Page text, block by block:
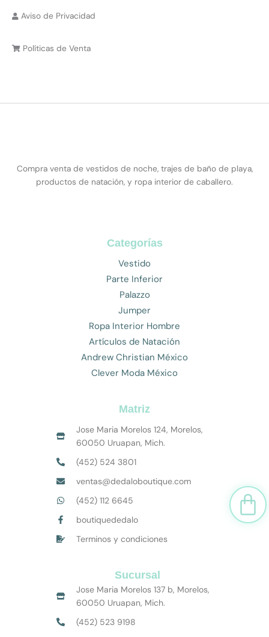
Aviso de Privacidad
Políticas de Venta
Compra venta de vestidos de noche, trajes de baño de playa,
productos de natación, y ropa interior de caballero.
Categorías
Vestido
Parte Inferior
Palazzo
Jumper
Ropa Interior Hombre
Artículos de Natación
Andrew Christian México
Clever Moda México
Matriz
Jose Maria Morelos 124, Morelos,
60050 Uruapan, Mich.
(452) 524 3801
ventas@dedaloboutique.com
(452) 112 6645
boutiquededalo
Terminos y condiciones
Sucursal
Jose Maria Morelos 137 b, Morelos,
60050 Uruapan, Mich.
(452) 523 9198